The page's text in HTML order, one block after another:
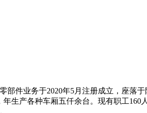
件业务于2020年5月注册成立，座落
生产各种车厢五仟余台。现有职工